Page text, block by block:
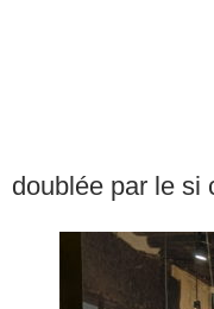
doublée par le si